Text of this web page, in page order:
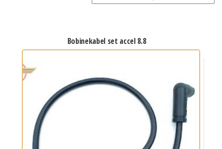
bobinekabel set accel 8.8